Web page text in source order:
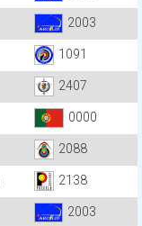
2003
1091
2407
0000
2088
2138
2003